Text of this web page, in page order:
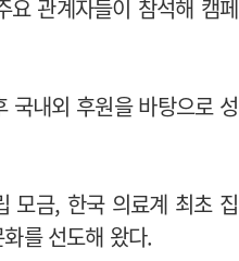
요 관계자들이 참석해 캠페
국내외 후원을 바탕으로 성
모금, 한국 의료계 최초 집
를 선도해 왔다.